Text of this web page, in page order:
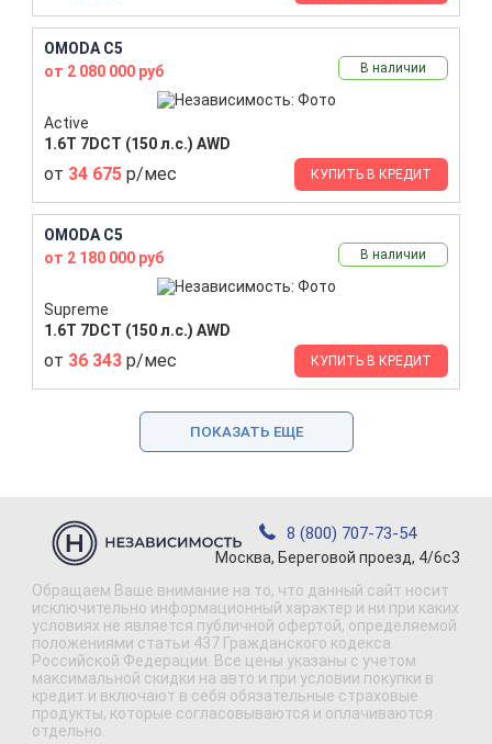
OMODA C5
от 2 080 000 руб
В наличии
Active
1.6T 7DCT (150 л.с.) AWD
от 34 675 р/мес КУПИТЬ В КРЕДИТ
OMODA C5
от 2 180 000 руб
В наличии
Supreme
1.6T 7DCT (150 л.с.) AWD
от 36 343 р/мес КУПИТЬ В КРЕДИТ
ПОКАЗАТЬ ЕЩЕ
8 (800) 707-73-54
Москва, Береговой проезд, 4/6с3
Обращаем Ваше внимание на то, что данный сайт носит
исключительно информационный характер и ни при каких
условиях не является публичной офертой, определяемой
положениями статьи 437 Гражданского кодекса
Российской Федерации. Все цены указаны с учетом
максимальной скидки на авто и при условии покупки в
кредит и включают в себя обязательные страховые
продукты, которые согласовываются и оплачиваются
отдельно.